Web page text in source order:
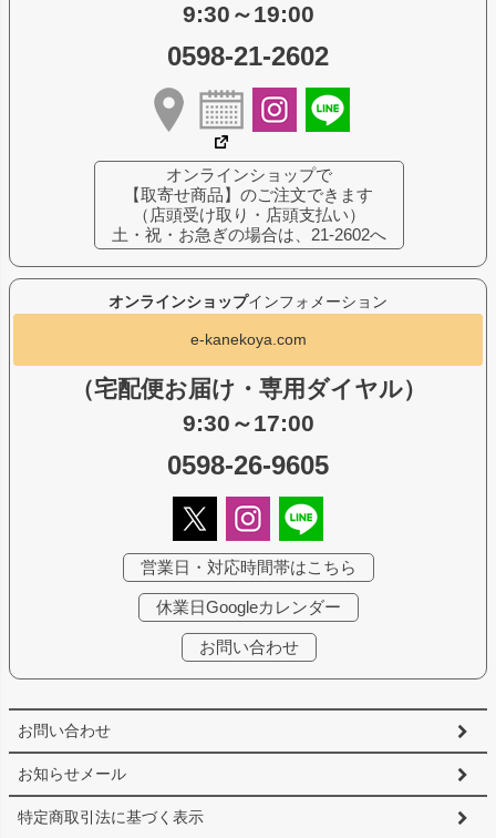
お問い合わせ
お知らせメール
特定商取引法に基づく表示
オンラインショップインフォメーション
e-kanekoya.com
（宅配便お届け・専用ダイヤル）
9:30～17:00
0598-26-9605
営業日・対応時間帯はこちら
休業日Googleカレンダー
お問い合わせ
9:30～19:00
0598-21-2602
オンラインショップで
【取寄せ商品】のご注文できます
（店頭受け取り・店頭支払い）
土・祝・お急ぎの場合は、21-2602へ